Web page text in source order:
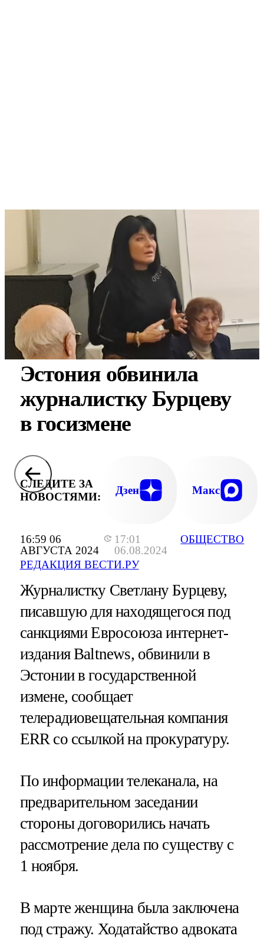
16:59 06
АВГУСТА 2024
17:01
06.08.2024
РЕДАКЦИЯ ВЕСТИ.РУ
ОБЩЕСТВО
Эстония обвинила
журналистку Бурцеву
в госизмене
СЛЕДИТЕ ЗА
НОВОСТЯМИ:
Дзен Макс
Журналистку Светлану Бурцеву,
писавшую для находящегося под
санкциями Евросоюза интернет-
издания Baltnews, обвинили в
Эстонии в государственной
измене, сообщает
телерадиовещательная компания
ERR со ссылкой на прокуратуру.
По информации телеканала, на
предварительном заседании
стороны договорились начать
рассмотрение дела по существу с
1 ноября.
В марте женщина была заключена
под стражу. Ходатайство адвоката